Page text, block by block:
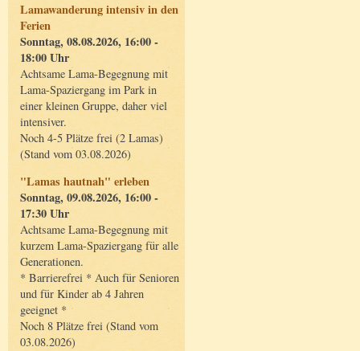
Lamawanderung intensiv in den
Ferien
Sonntag, 08.08.2026, 16:00 -
18:00 Uhr
Achtsame Lama-Begegnung mit
Lama-Spaziergang im Park in
einer kleinen Gruppe, daher viel
intensiver.
Noch 4-5 Plätze frei (2 Lamas)
(Stand vom 03.08.2026)
"Lamas hautnah" erleben
Sonntag, 09.08.2026, 16:00 -
17:30 Uhr
Achtsame Lama-Begegnung mit
kurzem Lama-Spaziergang für alle
Generationen.
* Barrierefrei * Auch für Senioren
und für Kinder ab 4 Jahren
geeignet *
Noch 8 Plätze frei (Stand vom
03.08.2026)